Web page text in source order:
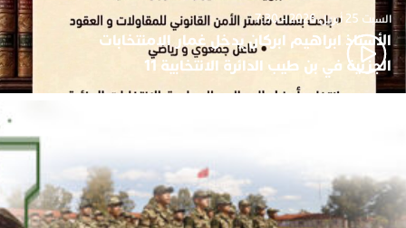
السبت 25 أبريل 2026 - 7:30
الأستاذ ابراهيم ابركان يدخل غمار الامنتخابات
الجزئية في بن طيب الدائرة الانتخابية 11